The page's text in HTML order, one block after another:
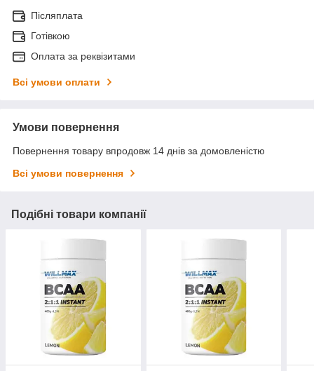
Післяплата
Готівкою
Оплата за реквізитами
Всі умови оплати
Умови повернення
Повернення товару впродовж 14 днів за домовленістю
Всі умови повернення
Подібні товари компанії